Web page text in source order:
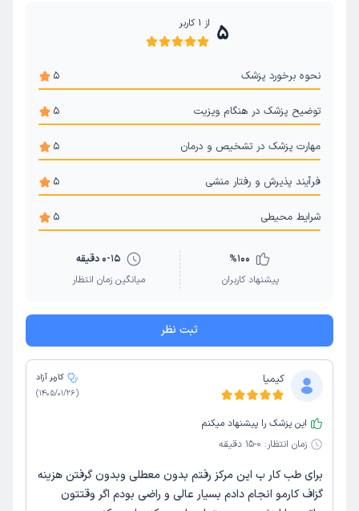
5 از 1 کاربر
نحوه برخورد پزشک 5
توضیح پزشک در هنگام ویزیت 5
مهارت پزشک در تشخیص و درمان 5
فرآیند پذیرش و رفتار منشی 5
شرایط محیطی 5
%100
پیشنهاد کاربران
0-15 دقیقه
میانگین زمان انتظار
ثبت نظر
کیمیا
کاربر آزاد
(
1405/01/26
)
این پزشک را پیشنهاد میکنم
زمان انتظار: 0-15 دقیقه
برای طب کار ب این مرکز رفتم بدون معطلی وبدون گرفتن هزینه
گزاف کارمو انجام دادم بسیار عالی و راضی بودم اگر وقتتون